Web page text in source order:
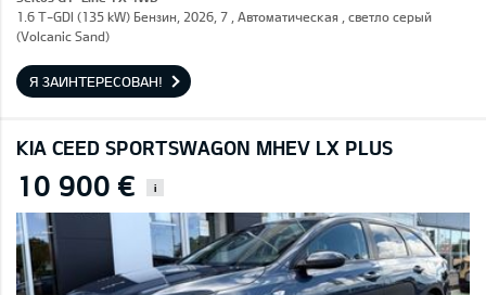
1.6 T-GDI (135 kW) Бензин, 2026, 7 , Автоматическая , светло серый
(Volcanic Sand)
Я ЗАИНТЕРЕСОВАН!
KIA CEED SPORTSWAGON MHEV LX PLUS
10 900 € i